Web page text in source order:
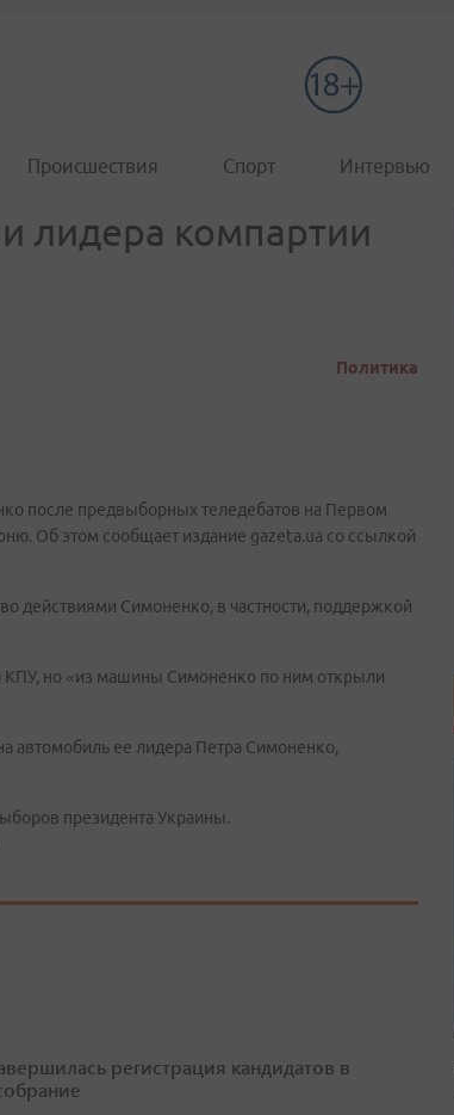
Происшествия Спорт Интервью
лидера компартии
Политика
после предвыборных теледебатов на Первом
Об этом сообщает издание gazeta.ua со ссылкой
действиями Симоненко, в частности, поддержкой
КПУ, но «из машины Симоненко по ним открыли
автомобиль ее лидера Петра Симоненко,
президента Украины.
регистрация кандидатов в